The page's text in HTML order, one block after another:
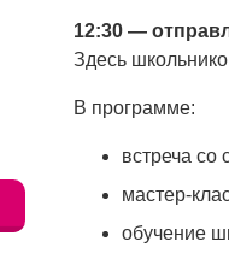
12:30 —
Здесь
В программе:
встреча со
мастер-
обучение